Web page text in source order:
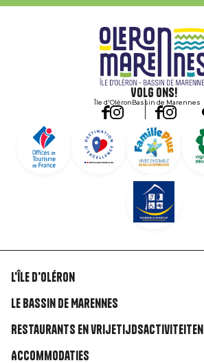
Volg ons!
Île d'OléronBassin de Marennes
Liens
rubriques
L'île d'Oléron
Le Bassin de Marennes
Restaurants en vrijetijdsactiviteiten
Accommodaties